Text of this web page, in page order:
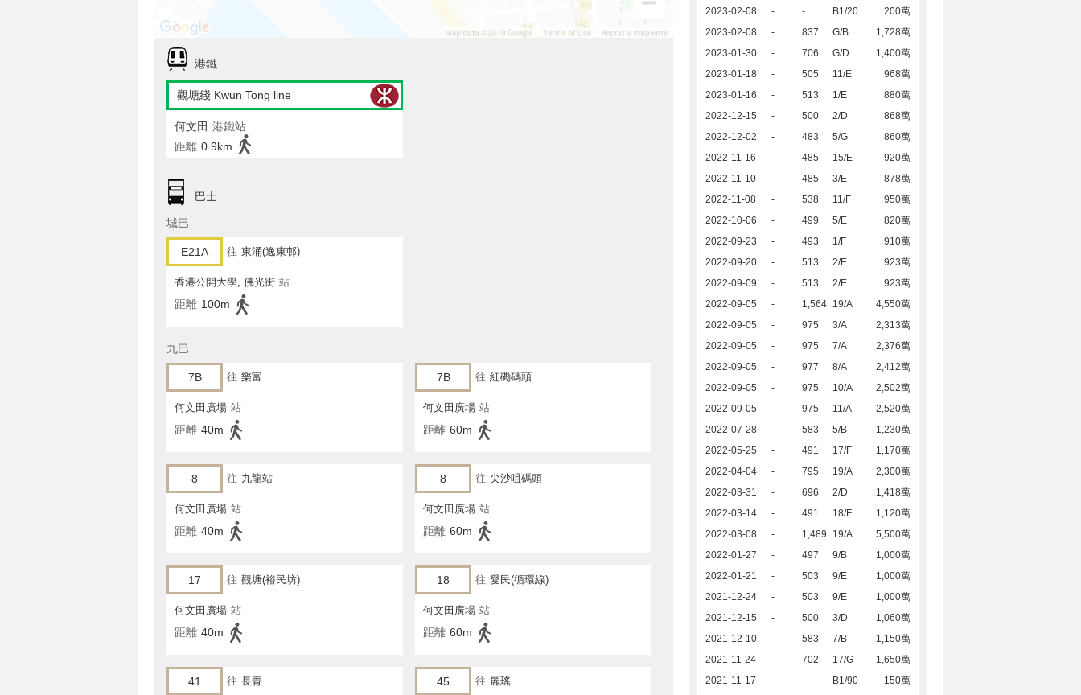
2023-02-08
- - B1/20
200萬
2023-02-08
- 837 G/B
1,728萬
2023-01-30
- 706 G/D
1,400萬
2023-01-18
- 505 11/E
968萬
2023-01-16
- 513 1/E
880萬
2022-12-15
- 500 2/D
868萬
2022-12-02
- 483 5/G
860萬
2022-11-16
- 485 15/E
920萬
2022-11-10
- 485 3/E
878萬
2022-11-08
- 538 11/F
950萬
2022-10-06
- 499 5/E
820萬
2022-09-23
- 493 1/F
910萬
2022-09-20
- 513 2/E
923萬
2022-09-09
- 513 2/E
923萬
2022-09-05
- 1,564 19/A
4,550萬
2022-09-05
- 975 3/A
2,313萬
2022-09-05
- 975 7/A
2,376萬
2022-09-05
- 977 8/A
2,412萬
2022-09-05
- 975 10/A
2,502萬
2022-09-05
- 975 11/A
2,520萬
2022-07-28
- 583 5/B
1,230萬
2022-05-25
- 491 17/F
1,170萬
2022-04-04
- 795 19/A
2,300萬
2022-03-31
- 696 2/D
1,418萬
2022-03-14
- 491 18/F
1,120萬
2022-03-08
- 1,489 19/A
5,500萬
2022-01-27
- 497 9/B
1,000萬
2022-01-21
- 503 9/E
1,000萬
2021-12-24
- 503 9/E
1,000萬
2021-12-15
- 500 3/D
1,060萬
2021-12-10
- 583 7/B
1,150萬
2021-11-24
- 702 17/G
1,650萬
2021-11-17
- - B1/90
150萬
港鐵
觀塘綫 Kwun Tong line
何文田 港鐵站
距離 0.9km
巴士
城巴
E21A 往 東涌(逸東邨)
香港公開大學, 佛光街 站
距離 100m
九巴
7B 往 樂富
何文田廣場 站
距離 40m
7B 往 紅磡碼頭
何文田廣場 站
距離 60m
8 往 九龍站
何文田廣場 站
距離 40m
8 往 尖沙咀碼頭
何文田廣場 站
距離 60m
17 往 觀塘(裕民坊)
何文田廣場 站
距離 40m
18 往 愛民(循環線)
何文田廣場 站
距離 60m
41 往 長青 45 往 麗瑤